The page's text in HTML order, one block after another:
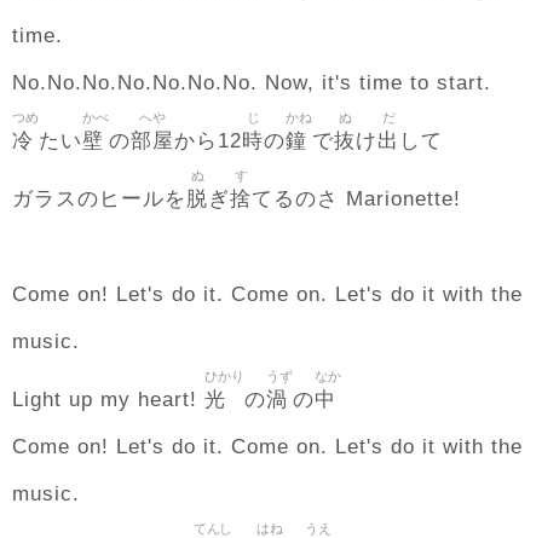
time.
No.No.No.No.No.No.No. Now, it's time to start.
冷
つめ
たい壁
かべ
の部屋
へや
から12時
じ
の鐘
かね
で抜
ぬ
け出
だ
して
ガラスのヒールを脱
ぬ
ぎ捨
す
てるのさ Marionette!
Come on! Let's do it. Come on. Let's do it with the
music.
Light up my heart! 光
ひかり
の渦
うず
の中
なか
Come on! Let's do it. Come on. Let's do it with the
music.
てんし はね うえ